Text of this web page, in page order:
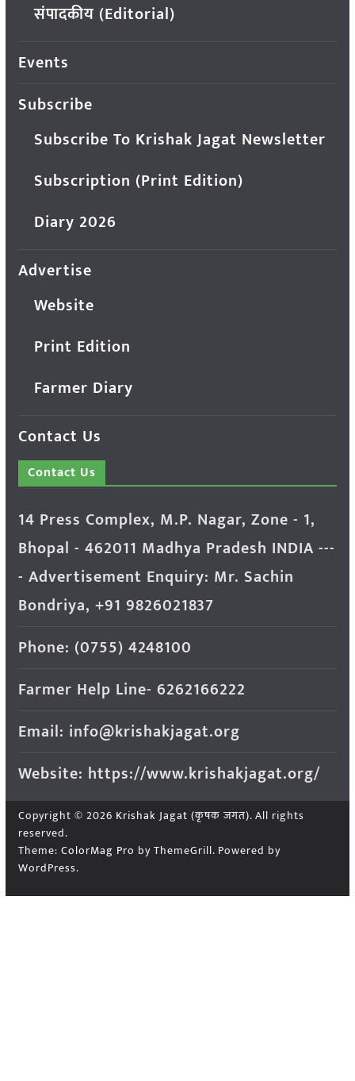
संपादकीय (Editorial)
Events
Subscribe
Subscribe To Krishak Jagat Newsletter
Subscription (Print Edition)
Diary 2026
Advertise
Website
Print Edition
Farmer Diary
Contact Us
Contact Us
14 Press Complex, M.P. Nagar, Zone - 1,
Bhopal - 462011 Madhya Pradesh INDIA ---
- Advertisement Enquiry: Mr. Sachin
Bondriya, +91 9826021837
Phone: (0755) 4248100
Farmer Help Line- 6262166222
Email: info@krishakjagat.org
Website: https://www.krishakjagat.org/
Copyright © 2026 Krishak Jagat (कृषक जगत). All rights
reserved.
Theme: ColorMag Pro by ThemeGrill. Powered by
WordPress.